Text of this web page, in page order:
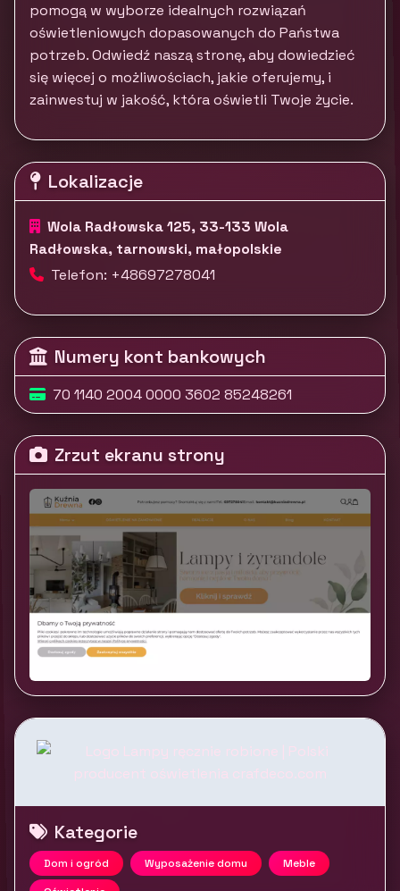
pomogą w wyborze idealnych rozwiązań
oświetleniowych dopasowanych do Państwa
potrzeb. Odwiedź naszą stronę, aby dowiedzieć
się więcej o możliwościach, jakie oferujemy, i
zainwestuj w jakość, która oświetli Twoje życie.
Lokalizacje
Wola Radłowska 125, 33-133 Wola
Radłowska, tarnowski, małopolskie
Telefon: +48697278041
Numery kont bankowych
70 1140 2004 0000 3602 85248261
Zrzut ekranu strony
Kategorie
Dom i ogród Wyposażenie domu
Meble